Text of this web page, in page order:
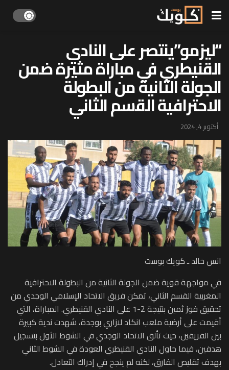
“ليزمو”ينتصر على النادي
القنيطري في مباراة مثيرة ضمن
الجولة الثانية من البطولة
الاحترافية القسم الثاني
أكتوبر 4, 2024
انس خالد ـ كويك بوست
في مواجهة قوية ضمن الجولة الثانية من البطولة الاحترافية
المغربية القسم الثاني، تمكن فريق الاتحاد الإسلامي الوجدي من
تحقيق فوز ثمين بنتيجة 2-1 على النادي القنيطري. المباراة، التي
أقيمت على أرضية ملعب انكاد لازاري بوجدة، شهدت ندية كبيرة
بين الفريقين، حيث تألق الاتحاد الوجدي في الشوط الأول بتسجيل
هدفين، فيما حاول النادي القنيطري العودة في الشوط الثاني
بهدف تقليص الفارق، لكنه لم ينجح في إدراك التعادل.